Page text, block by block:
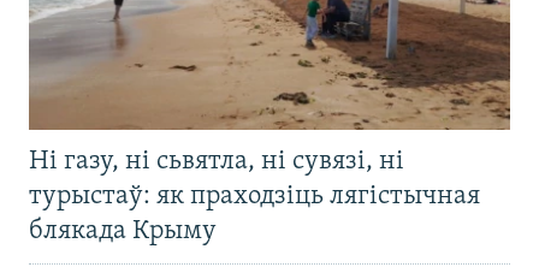
Ні газу, ні сьвятла, ні сувязі, ні
турыстаў: як праходзіць лягістычная
блякада Крыму